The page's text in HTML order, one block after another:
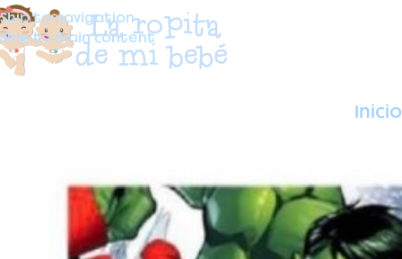
Skip to navigation
Skip to main content
Inicio